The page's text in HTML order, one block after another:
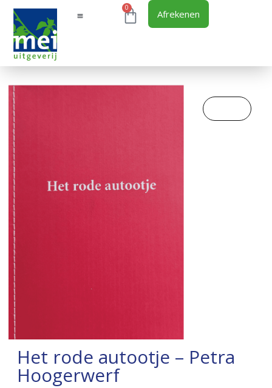
0
Afrekenen
Het rode autootje – Petra
Hoogerwerf